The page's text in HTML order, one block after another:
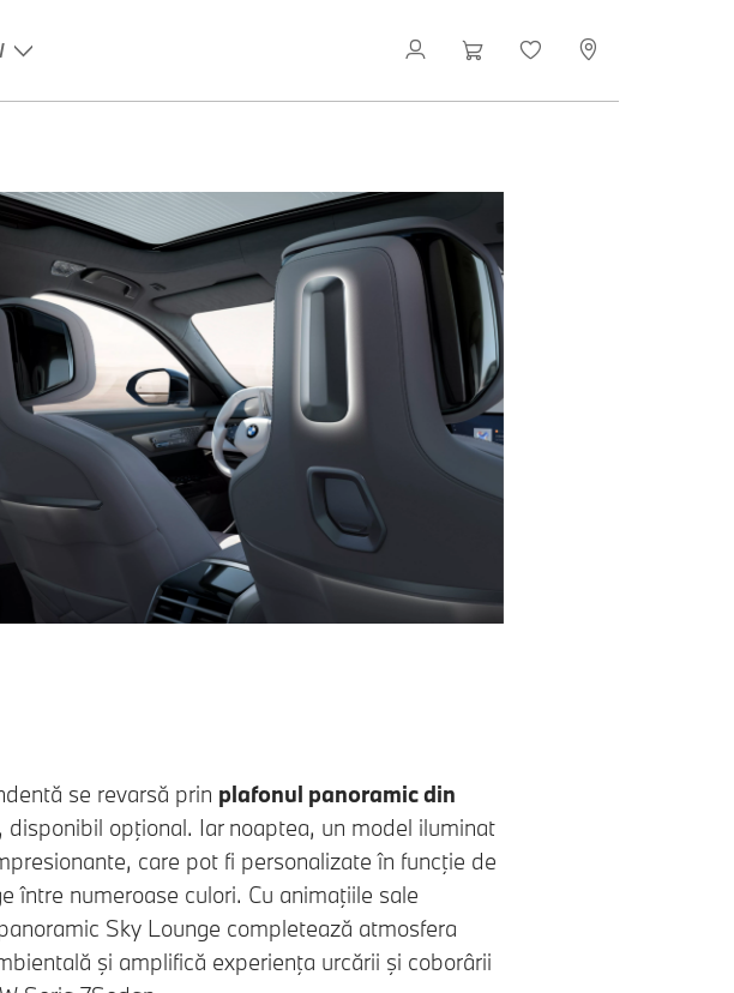
se revarsă prin plafonul panoramic din
, disponibil opţional. Iar noaptea, un model iluminat
care pot fi personalizate în funcţie de
între numeroase culori. Cu animaţiile sale
Sky Lounge completează atmosfera
şi amplifică experienţa urcării şi coborârii